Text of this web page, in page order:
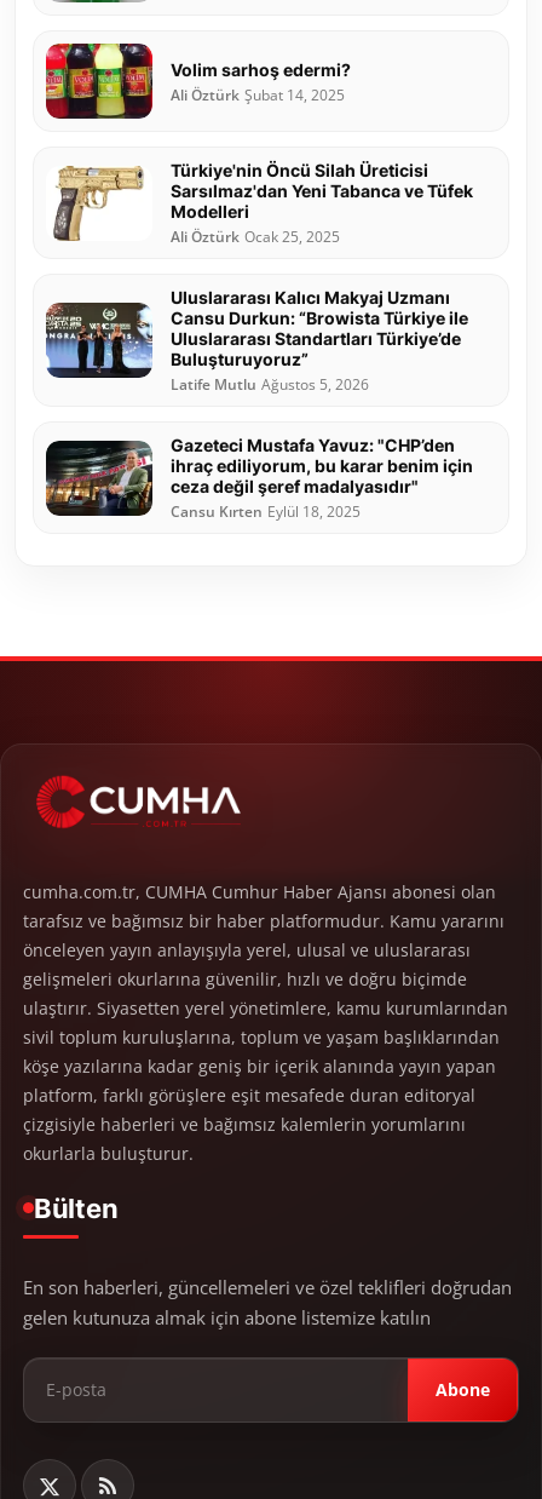
Volim sarhoş edermi?
Ali Öztürk Şubat 14, 2025
Türkiye'nin Öncü Silah Üreticisi
Sarsılmaz'dan Yeni Tabanca ve Tüfek
Modelleri
Ali Öztürk Ocak 25, 2025
Uluslararası Kalıcı Makyaj Uzmanı
Cansu Durkun: “Browista Türkiye ile
Uluslararası Standartları Türkiye’de
Buluşturuyoruz”
Latife Mutlu Ağustos 5, 2026
Gazeteci Mustafa Yavuz: "CHP’den
ihraç ediliyorum, bu karar benim için
ceza değil şeref madalyasıdır"
Cansu Kırten Eylül 18, 2025
cumha.com.tr, CUMHA Cumhur Haber Ajansı abonesi olan
tarafsız ve bağımsız bir haber platformudur. Kamu yararını
önceleyen yayın anlayışıyla yerel, ulusal ve uluslararası
gelişmeleri okurlarına güvenilir, hızlı ve doğru biçimde
ulaştırır. Siyasetten yerel yönetimlere, kamu kurumlarından
sivil toplum kuruluşlarına, toplum ve yaşam başlıklarından
köşe yazılarına kadar geniş bir içerik alanında yayın yapan
platform, farklı görüşlere eşit mesafede duran editoryal
çizgisiyle haberleri ve bağımsız kalemlerin yorumlarını
okurlarla buluşturur.
Bülten
En son haberleri, güncellemeleri ve özel teklifleri doğrudan
gelen kutunuza almak için abone listemize katılın
Abone